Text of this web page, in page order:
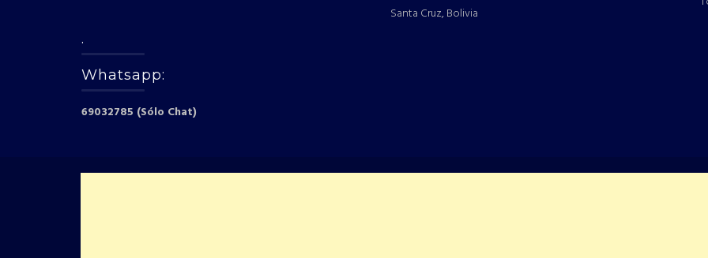
.
Whatsapp:
69032785 (Sólo Chat)
Santa Cruz, Bolivia